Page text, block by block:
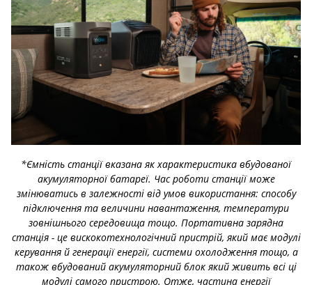
*Ємність станції вказана як характеристика вбудованої
акумуляторної батареї. Час роботи станції може
змінюватись в залежності від умов використання: способу
підключення та величини навантаження, температури
зовнішнього середовища тощо. Портативна зарядна
станція - це вискокотехнологічний пристрій, який має модулі
керування й генерації енергії, системи охолодження тощо, а
також вбудований акумуляторний блок який живить всі ці
модулі самого пристрою. Отже, частина енергії